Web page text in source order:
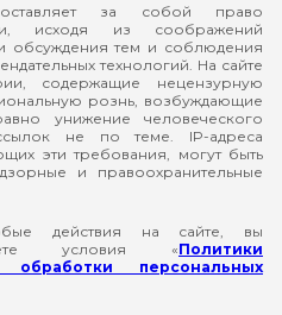
за собой право
исходя из соображений
обсуждения тем и соблюдения
технологий. На сайте
содержащие нецензурную
рознь, возбуждающие
унижение человеческого
не по теме. IP-адреса
эти требования, могут быть
и правоохранительные
действия на сайте, вы
условия «Политики
персональных